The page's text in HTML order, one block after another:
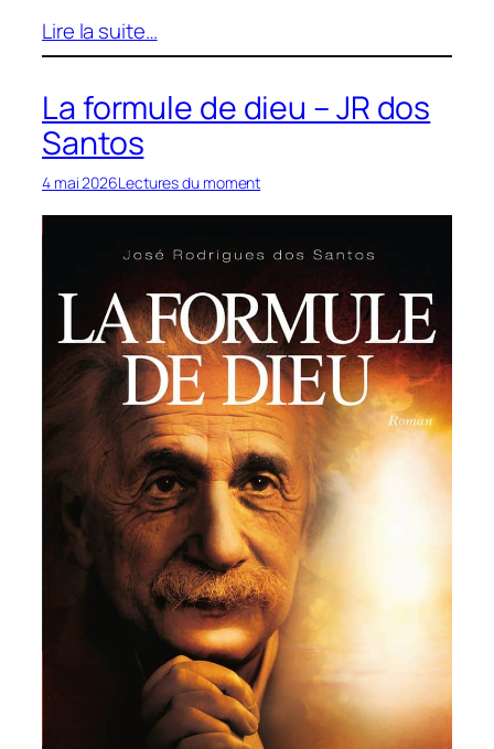
Lire la suite…
La formule de dieu – JR dos
Santos
4 mai 2026Lectures du moment